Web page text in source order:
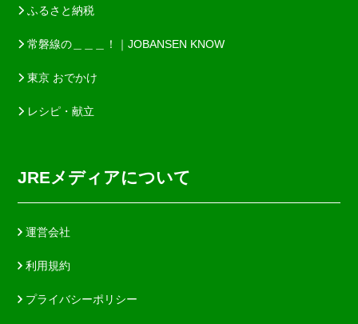
ふるさと納税
常磐線の＿＿＿！｜JOBANSEN KNOW
東京 おでかけ
レシピ・献立
JREメディアについて
運営会社
利用規約
プライバシーポリシー